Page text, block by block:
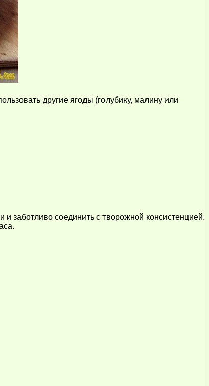
другие ягоды (голубику, малину или
и заботливо соединить с творожной консистенцией.